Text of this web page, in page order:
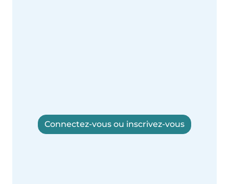
Connectez-vous ou inscrivez-vous